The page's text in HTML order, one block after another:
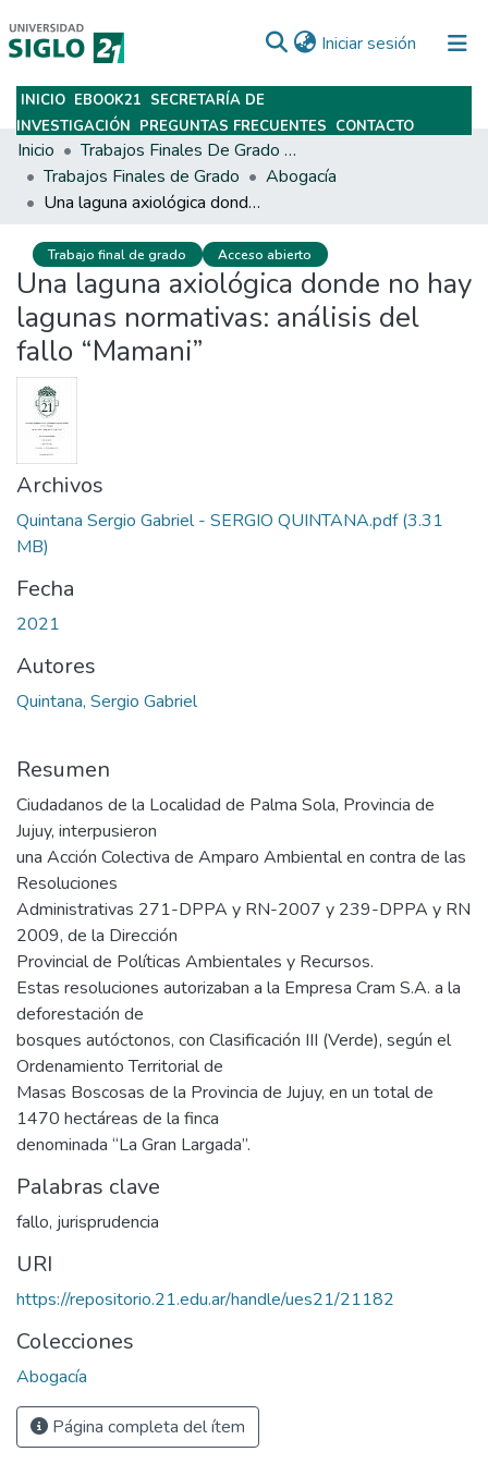
Iniciar sesión (current)
Subir
INICIO EBOOK21 SECRETARÍA DE
INVESTIGACIÓN PREGUNTAS FRECUENTES CONTACTO
Inicio
Trabajos Finales De Grado Y Posgrado
Trabajos Finales de Grado
Abogacía
Una laguna axiológica donde no hay lagunas normativas: análisis del fallo “Mamani”
Trabajo final de grado Acceso abierto
Una laguna axiológica donde no hay
lagunas normativas: análisis del
fallo “Mamani”
Archivos
Quintana Sergio Gabriel - SERGIO QUINTANA.pdf(3.31
MB)
Fecha
2021
Autores
Quintana, Sergio Gabriel
Resumen
Ciudadanos de la Localidad de Palma Sola, Provincia de
Jujuy, interpusieron
una Acción Colectiva de Amparo Ambiental en contra de las
Resoluciones
Administrativas 271-DPPA y RN-2007 y 239-DPPA y RN
2009, de la Dirección
Provincial de Políticas Ambientales y Recursos.
Estas resoluciones autorizaban a la Empresa Cram S.A. a la
deforestación de
bosques autóctonos, con Clasificación III (Verde), según el
Ordenamiento Territorial de
Masas Boscosas de la Provincia de Jujuy, en un total de
1470 hectáreas de la finca
denominada “La Gran Largada”.
Palabras clave
fallo, jurisprudencia
URI
https://repositorio.21.edu.ar/handle/ues21/21182
Colecciones
Abogacía
Página completa del ítem